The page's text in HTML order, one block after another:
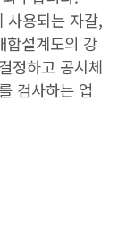
용되는 자갈,
합설계도의 강
정하고 공시체
검사하는 업